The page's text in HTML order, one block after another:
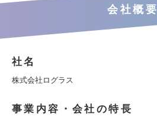
会社概要
社名
株式会社ログラス
事業内容・会社の特長